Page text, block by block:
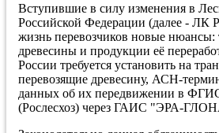
Вступившие в силу изменения в
Российской Федерации (далее - ЛК
жизнь перевозчиков новые нюансы:
древесины и продукции её
России требуется установить на
перевозящие древесину, АСН-
данных об их передвижении в
(Рослесхоз) через ГАИС "ЭРА-